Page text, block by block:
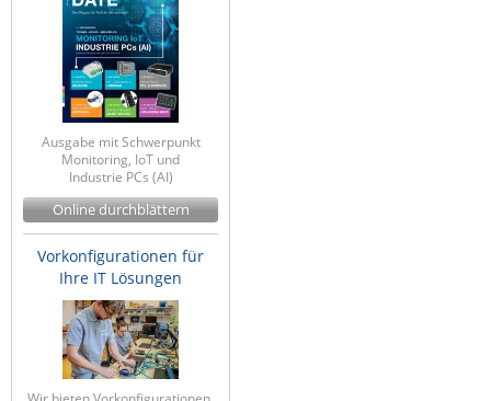
IEC Lock
Kerlink
Kramer Electronics
KVM TEC
Legrand
LigoWave
Milesight
Moxa
Netio
Panorama Antennas
Ausgabe mit Schwerpunkt
Monitoring, IoT und
Industrie PCs (AI)
Online durchblättern
Vorkonfigurationen für
Ihre IT Lösungen